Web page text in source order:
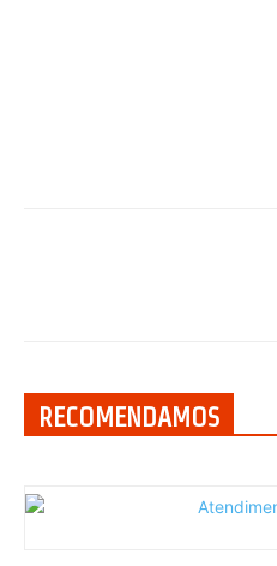
RECOMENDAMOS